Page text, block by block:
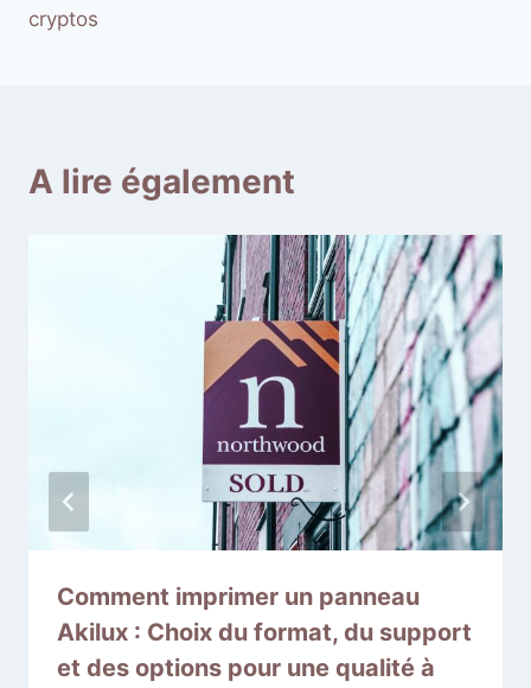
cryptos
A lire également
Comment imprimer un panneau
Akilux : Choix du format, du support
et des options pour une qualité à